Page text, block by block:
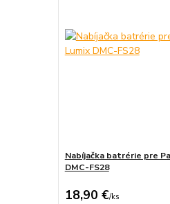
Nabíjačka batrérie pre
DMC-FS28
18,90 €/ks